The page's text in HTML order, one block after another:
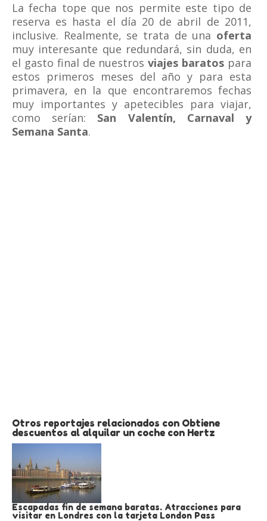
La fecha tope que nos permite este tipo de
reserva es hasta el día 20 de abril de 2011,
inclusive. Realmente, se trata de una oferta
muy interesante que redundará, sin duda, en
el gasto final de nuestrosviajes baratos para
estos primeros meses del año y para esta
primavera, en la que encontraremos fechas
muy importantes y apetecibles para viajar,
como serían: San Valentín, Carnaval y
Semana Santa.
Otros reportajes relacionados con Obtiene
descuentos al alquilar un coche con Hertz
Escapadas fin de semana baratas. Atracciones para
visitar en Londres con la tarjeta London Pass